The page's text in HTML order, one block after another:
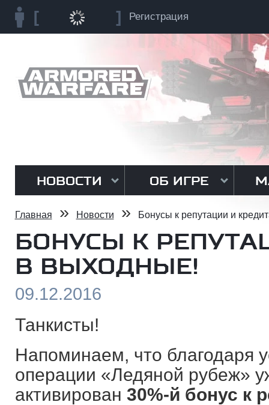
Регистрация
НОВОСТИ ОБ ИГРЕ
Главная » Новости » Бонусы к репутации и
БОНУСЫ К
В ВЫХОДНЫЕ!
09.12.2016
Танкисты!
Напоминаем, что благодаря
операции «Ледяной рубеж»
активирован 30%-й бонус к